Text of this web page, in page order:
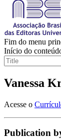
Fim do menu
Início do
Vanessa
Acesse o
Publication